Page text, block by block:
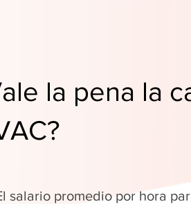
la pena la
salario promedio por hora